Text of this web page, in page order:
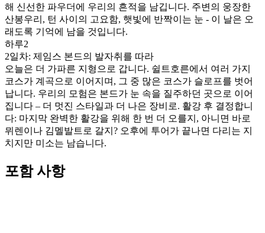
해 신선한 파우더에 우리의 흔적을 남깁니다. 주변의 웅장한
산봉우리, 턴 사이의 고요함, 햇빛에 반짝이는 눈 - 이 날은 오
래도록 기억에 남을 것입니다.
하루2
2일차: 제임스 본드의 발자취를 따라
오늘은 더 가파른 지형으로 갑니다. 쉴트호른에서 여러 가지
코스가 계곡으로 이어지며, 그 중 많은 코스가 슬로프를 벗어
납니다. 우리의 모험은 본드가 눈 속을 질주하던 곳으로 이어
집니다 – 더 멋진 스타일과 더 나은 장비로. 활강 후 결정합니
다: 마지막 완벽한 활강을 위해 한 번 더 오를지, 아니면 바로
뮈렌이나 김멜발트로 갈지? 오후에 투어가 끝나면 다리는 지
치지만 미소는 남습니다.
포함 사항